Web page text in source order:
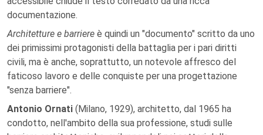
documentazione.
Architetture e barriere è quindi un "documento" scritto da uno
dei primissimi protagonisti della battaglia per i pari diritti
civili, ma è anche, soprattutto, un notevole affresco del
faticoso lavoro e delle conquiste per una progettazione
"senza barriere".
Antonio Ornati (Milano, 1929), architetto, dal 1965 ha
condotto, nell'ambito della sua professione, studi sulle